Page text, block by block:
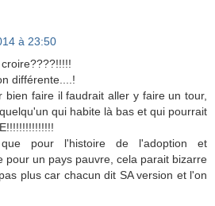
à 23:50
différente....!
bien faire il faudrait aller y faire un tour,
qui habite là bas et qui pourrait
pour l'histoire de l'adoption et
pour un pays pauvre, cela parait bizarre
plus car chacun dit SA version et l'on